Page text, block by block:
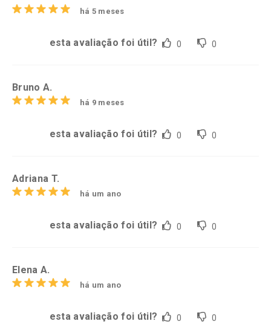
há 5 meses
esta avaliação foi útil? 0 0
Bruno A.
há 9 meses
esta avaliação foi útil? 0 0
Adriana T.
há um ano
esta avaliação foi útil? 0 0
Elena A.
há um ano
esta avaliação foi útil? 0 0